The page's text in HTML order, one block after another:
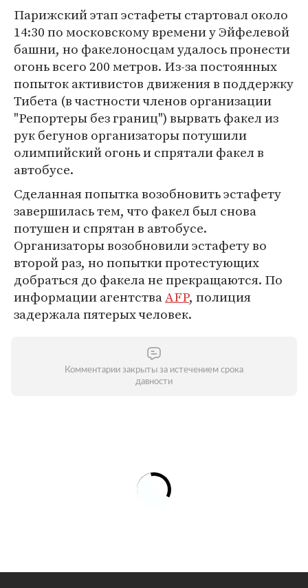
Парижский этап эстафеты стартовал около
14:30 по московскому времени у Эйфелевой
башни, но факелоносцам удалось пронести
огонь всего 200 метров. Из-за постоянных
попыток активистов движения в поддержку
Тибета (в частности членов организации
"Репортеры без границ") вырвать факел из
рук бегунов организаторы потушили
олимпийский огонь и спрятали факел в
автобусе.
Сделанная попытка возобновить эстафету
завершилась тем, что факел был снова
потушен и спрятан в автобусе.
Организаторы возобновили эстафету во
второй раз, но попытки протестующих
добраться до факела не прекращаются. По
информации агентстваAFP, полиция
задержала пятерых человек.
Комментарии закрыты за истечением срока
давности